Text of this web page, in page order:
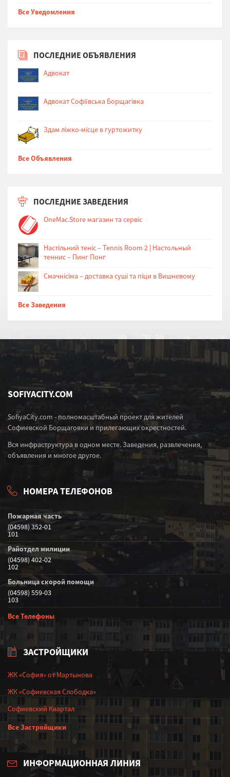
Все Уведомления
ПОСЛЕДНИЕ ОБЪЯВЛЕНИЯ
Адвокат
Адвокат Софіївська Борщагівка
Здам ліжко-місце в гуртожитку
Все Объявления
ПОСЛЕДНИЕ ЗАВЕДЕНИЯ
OneMac.Store магазин та сервіс
Настільний теніс – Tennis Room 2 | Настольный
теннис – Пинг Понг
Cмачнісіма – доставка суші та піци в Вишневому
Все Заведения
SOFIYACITY.COM
SofiyaCity.com - полномасштабный проект для жителей
Софиевской Борщаговки и прилегающих окрестностей.
Вся инфраструктура в одном месте. Заведения, развлечения,
объявления и многое другое.
НОМЕРА ТЕЛЕФОНОВ
Пожарная часть
(04598) 352-01
101
Райотдел милиции
(04598) 402-02
102
Больница скорой помощи
(04598) 559-03
103
Все Телефоны
ЗАСТРОЙЩИКИ
ЖК «София» от Мартынова
ЖК «Софиевская Слободка»
Софиевский Квартал
Все Застройщики
ИНФОРМАЦИОННАЯ ЛИНИЯ